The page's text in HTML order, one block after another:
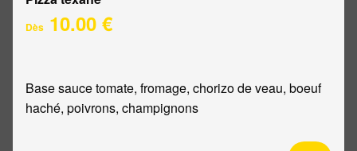
Dès 10.00 €
Base sauce tomate, fromage, chorizo de veau, boeuf
haché, poivrons, champignons